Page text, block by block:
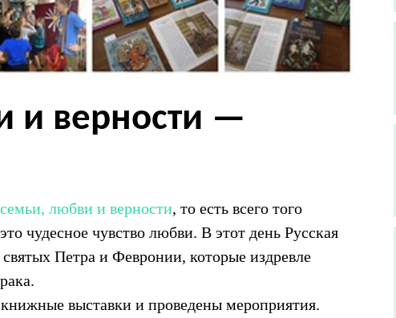
и верности —
любви и верности, то есть всего того
чудесное чувство любви. В этот день Русская
Петра и Февронии, которые издревле
выставки и проведены мероприятия.